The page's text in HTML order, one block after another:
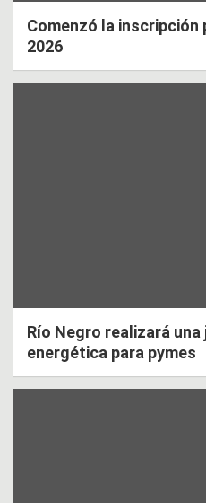
Comenzó la inscripción
2026
Río Negro realizará
energética para pymes